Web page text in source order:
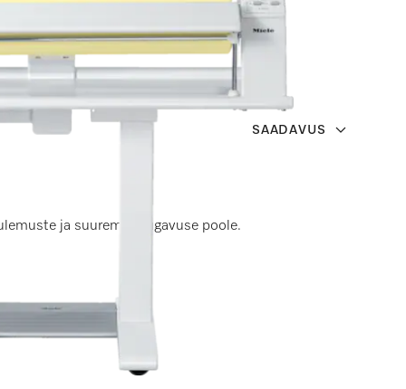
SAADAVUS
ja suurema mugavuse poole.